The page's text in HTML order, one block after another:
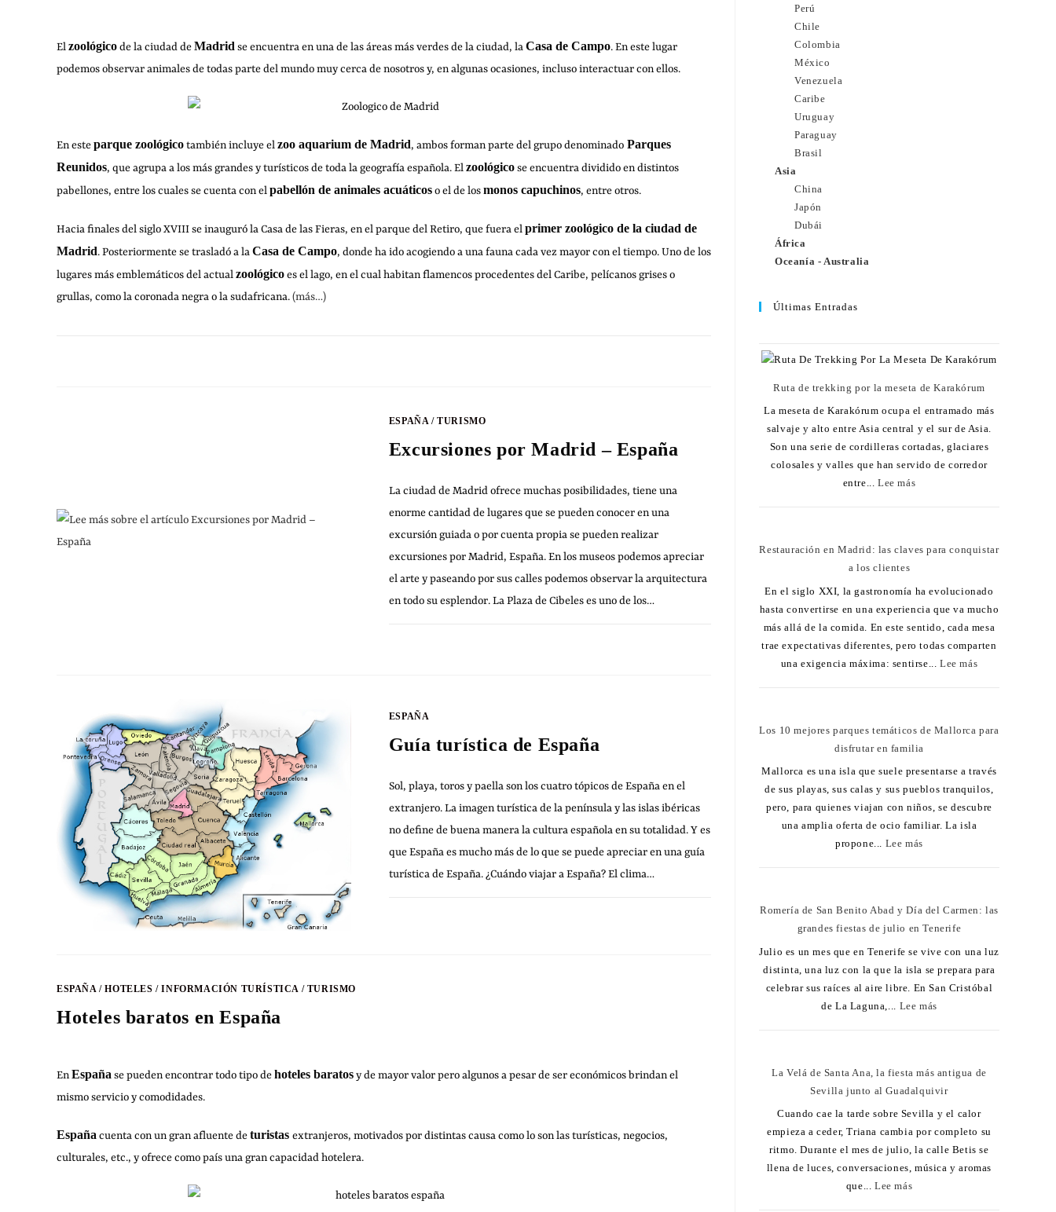
Elzoológicode la ciudad deMadrid se encuentra en una de las áreas más verdes de la ciudad, laCasa de Campo. En este lugar
podemos observar animales de todas parte del mundo muy cerca de nosotros y, en algunas ocasiones, incluso interactuar con ellos.
En esteparque zoológicotambién incluye elzoo aquarium de Madrid, ambos forman parte del grupo denominado Parques
Reunidos, que agrupa a los más grandes y turísticos de toda la geografía española. Elzoológicose encuentra dividido en distintos
pabellones, entre los cuales se cuenta con elpabellón de animales acuáticoso el de losmonos capuchinos, entre otros.
Hacia finales del siglo XVIII se inauguró la Casa de las Fieras, en el parque del Retiro, que fuera elprimer zoológico de la ciudad de
Madrid. Posteriormente se trasladó a laCasa de Campo, donde ha ido acogiendo a una fauna cada vez mayor con el tiempo. Uno de los
lugares más emblemáticos del actualzoológicoes el lago, en el cual habitan flamencos procedentes del Caribe, pelícanos grises o
grullas, como la coronada negra o la sudafricana.(más…)
ESPAÑA/TURISMO
Excursiones por Madrid – España
La ciudad de Madrid ofrece muchas posibilidades, tiene una
enorme cantidad de lugares que se pueden conocer en una
excursión guiada o por cuenta propia se pueden realizar
excursiones por Madrid, España. En los museos podemos apreciar
el arte y paseando por sus calles podemos observar la arquitectura
en todo su esplendor. La Plaza de Cibeles es uno de los…
ESPAÑA
Guía turística de España
Sol, playa, toros y paella son los cuatro tópicos de España en el
extranjero. La imagen turística de la península y las islas ibéricas
no define de buena manera la cultura española en su totalidad. Y es
que España es mucho más de lo que se puede apreciar en una guía
turística de España. ¿Cuándo viajar a España? El clima…
ESPAÑA/HOTELES /INFORMACIÓN TURÍSTICA / TURISMO
Hoteles baratos en España
EnEspaña se pueden encontrar todo tipo dehoteles baratosy de mayor valor pero algunos a pesar de ser económicos brindan el
mismo servicio y comodidades.
España cuenta con un gran afluente deturistas extranjeros, motivados por distintas causa como lo son las turísticas, negocios,
culturales, etc., y ofrece como país una gran capacidad hotelera.
Perú
Chile
Colombia
México
Venezuela
Caribe
Uruguay
Paraguay
Brasil
Asia
China
Japón
Dubái
África
Oceanía - Australia
Últimas Entradas
Ruta de trekking por la meseta de Karakórum
La meseta de Karakórum ocupa el entramado más
salvaje y alto entre Asia central y el sur de Asia.
Son una serie de cordilleras cortadas, glaciares
colosales y valles que han servido de corredor
entre...Lee más
Restauración en Madrid: las claves para conquistar
a los clientes
En el siglo XXI, la gastronomía ha evolucionado
hasta convertirse en una experiencia que va mucho
más allá de la comida. En este sentido, cada mesa
trae expectativas diferentes, pero todas comparten
una exigencia máxima: sentirse...Lee más
Los 10 mejores parques temáticos de Mallorca para
disfrutar en familia
Mallorca es una isla que suele presentarse a través
de sus playas, sus calas y sus pueblos tranquilos,
pero, para quienes viajan con niños, se descubre
una amplia oferta de ocio familiar. La isla
propone... Lee más
Romería de San Benito Abad y Día del Carmen: las
grandes fiestas de julio en Tenerife
Julio es un mes que en Tenerife se vive con una luz
distinta, una luz con la que la isla se prepara para
celebrar sus raíces al aire libre. En San Cristóbal
de La Laguna,... Lee más
La Velá de Santa Ana, la fiesta más antigua de
Sevilla junto al Guadalquivir
Cuando cae la tarde sobre Sevilla y el calor
empieza a ceder, Triana cambia por completo su
ritmo. Durante el mes de julio, la calle Betis se
llena de luces, conversaciones, música y aromas
que... Lee más